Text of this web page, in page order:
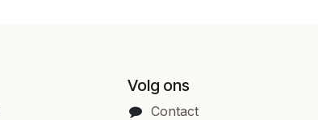
Volg ons
Contact